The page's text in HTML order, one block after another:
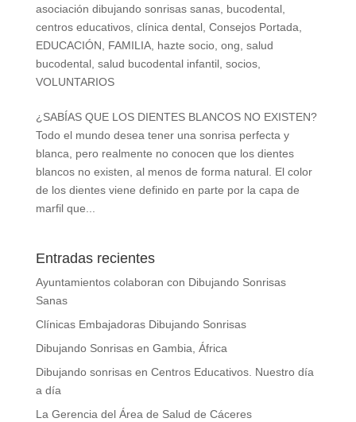
asociación dibujando sonrisas sanas, bucodental,
centros educativos, clínica dental, Consejos Portada,
EDUCACIÓN, FAMILIA, hazte socio, ong, salud
bucodental, salud bucodental infantil, socios,
VOLUNTARIOS
¿SABÍAS QUE LOS DIENTES BLANCOS NO EXISTEN?
Todo el mundo desea tener una sonrisa perfecta y
blanca, pero realmente no conocen que los dientes
blancos no existen, al menos de forma natural. El color
de los dientes viene definido en parte por la capa de
marfil que...
Entradas recientes
Ayuntamientos colaboran con Dibujando Sonrisas
Sanas
Clínicas Embajadoras Dibujando Sonrisas
Dibujando Sonrisas en Gambia, África
Dibujando sonrisas en Centros Educativos. Nuestro día
a día
La Gerencia del Área de Salud de Cáceres